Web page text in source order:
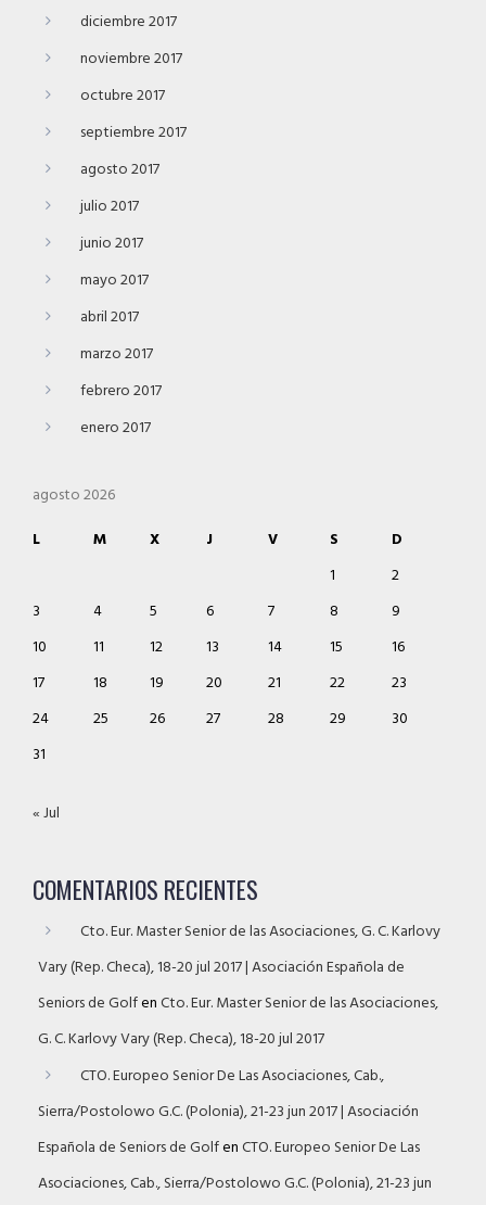
diciembre 2017
noviembre 2017
octubre 2017
septiembre 2017
agosto 2017
julio 2017
junio 2017
mayo 2017
abril 2017
marzo 2017
febrero 2017
enero 2017
agosto 2026
L
M X J V S
D
1
2
3
4 5 6 7 8
9
10
11 12 13 14 15
16
17
18 19 20 21 22
23
24
25 26 27 28 29
30
31
« Jul
COMENTARIOS RECIENTES
Cto. Eur. Master Senior de las Asociaciones, G. C. Karlovy
Vary (Rep. Checa), 18-20 jul 2017 | Asociación Española de
Seniors de GolfenCto. Eur. Master Senior de las Asociaciones,
G. C. Karlovy Vary (Rep. Checa), 18-20 jul 2017
CTO. Europeo Senior De Las Asociaciones, Cab.,
Sierra/Postolowo G.C. (Polonia), 21-23 jun 2017 | Asociación
Española de Seniors de GolfenCTO. Europeo Senior De Las
Asociaciones, Cab., Sierra/Postolowo G.C. (Polonia), 21-23 jun